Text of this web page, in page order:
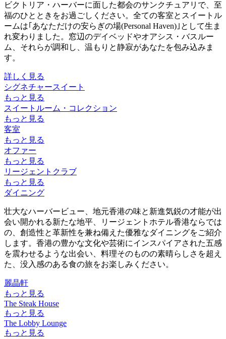
ビクトリア・ハーバーに面した都会のサンクチュアリで、至
福のひとときをお過ごしください。全ての客室とスイートル
ームは｢あなただけの安らぎの場(Personal Haven)｣として生ま
れ変わりました。窓辺のデイベッドやオアシス・バスルー
ム、それらが調和し、温もりと静寂があなたを包み込みま
す。
詳しく見る
シグネチャースイート
もっと見る
スイートルーム・コレクション
もっと見る
客室
もっと見る
オファー
もっと見る
リージェントクラブ
もっと見る
ダイニング
壮大なハーバービュー、地元香港の味と新進気鋭の才能が出
会い開かれる新たな地平、リージェントホテル香港ならでは
の、創造性と革新性を兼ね備えた優雅なダイニングをご紹介
します。香港の豊かな文化や芸術にインスパイアされた五感
を震わせるような出会い、料理そのものの素晴らしさを超え
た、没入感のある食の旅をお楽しみください。
麗晶軒
もっと見る
The Steak House
もっと見る
The Lobby Lounge
もっと見る